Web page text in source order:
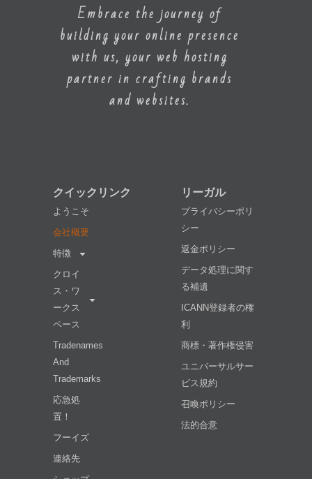
Embrace the journey of
building your online presence
with us, your web hosting
partner in crafting brands
and websites.
クイックリンク
ようこそ
会社概要
特徴
クロイ
ス・ワ
ークス
ペース
Tradenames
And
Trademarks
応急処
置！
フーイズ
連絡先
リーガル
プライバシーポリ
シー
返金ポリシー
データ処理に関す
る補遺
ICANN登録者の権
利
商標・著作権侵害
ユニバーサルサー
ビス規約
召喚ポリシー
法的合意